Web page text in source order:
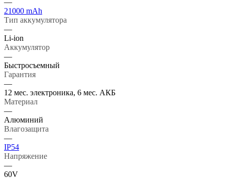
21000 mAh
Тип аккумулятора
—
Li-ion
Аккумулятор
—
Быстросъемный
Гарантия
—
12 мес. электроника, 6 мес. АКБ
Материал
—
Алюминий
Влагозащита
—
IP54
Напряжение
—
60V